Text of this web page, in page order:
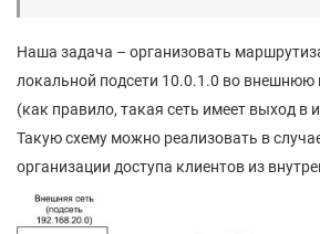
Наша задача – организовать
локальной подсети 10.0.1.0 во внешнюю
(как правило, такая сеть имеет выход в
Такую схему можно реализовать в
организации доступа клиентов из